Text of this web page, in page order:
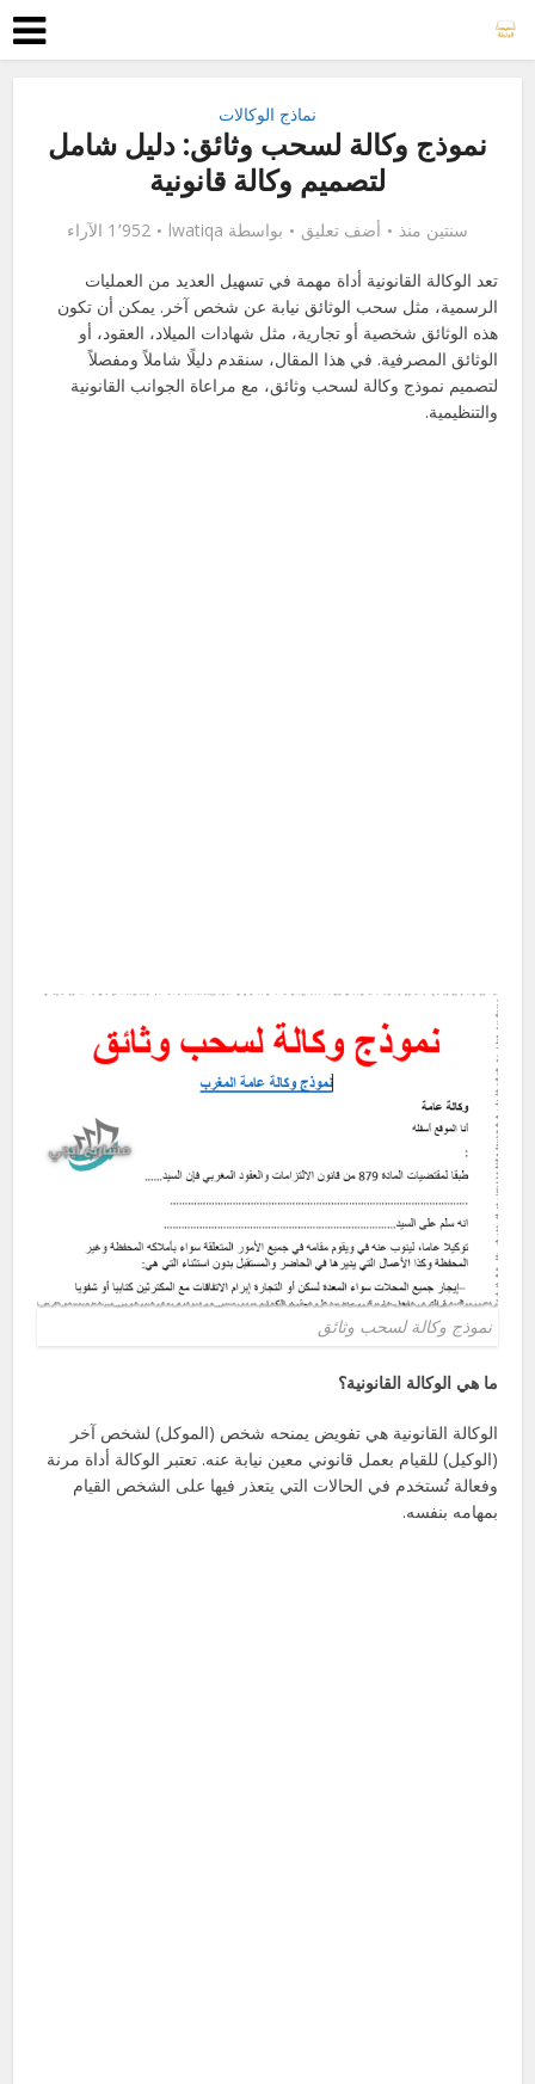
نماذج الوكالات
نموذج وكالة لسحب وثائق: دليل شامل
لتصميم وكالة قانونية
سنتين منذ أضف تعليق بواسطة lwatiqa 1٬952 الآراء
تعد الوكالة القانونية أداة مهمة في تسهيل العديد من العمليات
الرسمية، مثل سحب الوثائق نيابة عن شخص آخر. يمكن أن تكون
هذه الوثائق شخصية أو تجارية، مثل شهادات الميلاد، العقود، أو
الوثائق المصرفية. في هذا المقال، سنقدم دليلًا شاملاً ومفصلاً
لتصميم نموذج وكالة لسحب وثائق، مع مراعاة الجوانب القانونية
والتنظيمية.
نموذج وكالة لسحب وثائق
ما هي الوكالة القانونية؟
الوكالة القانونية هي تفويض يمنحه شخص (الموكل) لشخص آخر
(الوكيل) للقيام بعمل قانوني معين نيابة عنه. تعتبر الوكالة أداة مرنة
وفعالة تُستخدم في الحالات التي يتعذر فيها على الشخص القيام
بمهامه بنفسه.